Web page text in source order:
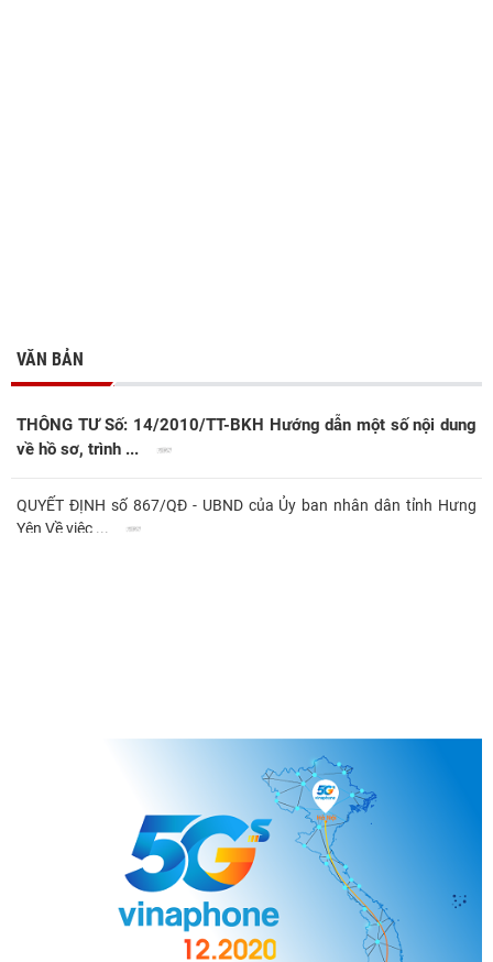
VĂN BẢN
THÔNG TƯ Số: 14/2010/TT-BKH Hướng dẫn một số nội dung
về hồ sơ, trình ...
QUYẾT ĐỊNH số 867/QĐ - UBND của Ủy ban nhân dân tỉnh Hưng
Yên Về việc ...